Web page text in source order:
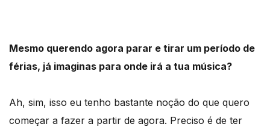
Mesmo querendo agora parar e tirar um período de
férias, já imaginas para onde irá a tua música?
Ah, sim, isso eu tenho bastante noção do que quero
começar a fazer a partir de agora. Preciso é de ter